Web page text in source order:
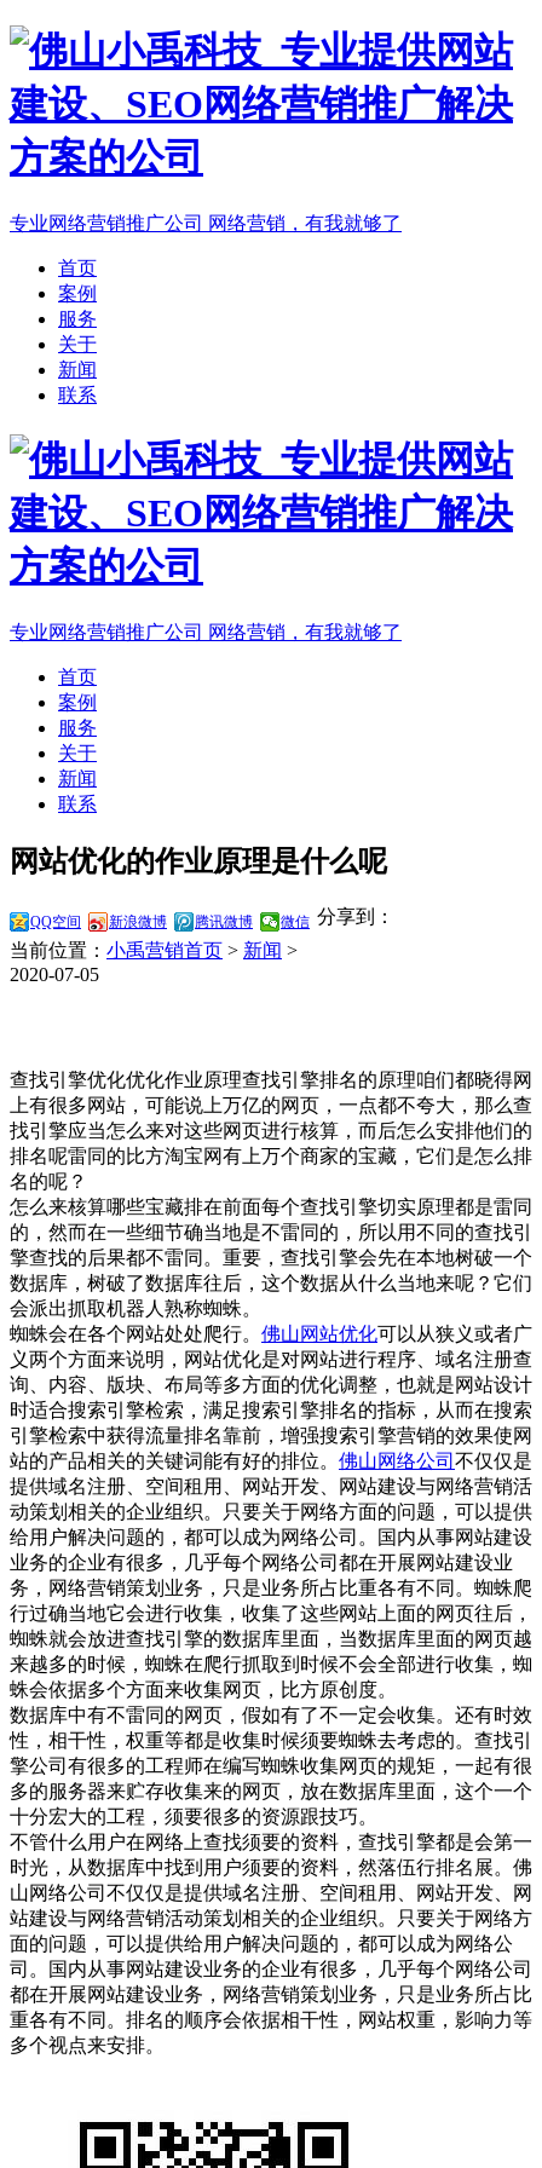
专业网络营销推广公司 网络营销，有我就够了
首页
案例
服务
关于
新闻
联系
专业网络营销推广公司 网络营销，有我就够了
首页
案例
服务
关于
新闻
联系
网站优化的作业原理是什么呢
分享到：
QQ空间 新浪微博 腾讯微博 微信
当前位置： 小禹营销首页 > 新闻 >
2020-07-05
查找引擎优化优化作业原理查找引擎排名的原理咱们都晓得网
上有很多网站，可能说上万亿的网页，一点都不夸大，那么查
找引擎应当怎么来对这些网页进行核算，而后怎么安排他们的
排名呢雷同的比方淘宝网有上万个商家的宝藏，它们是怎么排
名的呢？
怎么来核算哪些宝藏排在前面每个查找引擎切实原理都是雷同
的，然而在一些细节确当地是不雷同的，所以用不同的查找引
擎查找的后果都不雷同。重要，查找引擎会先在本地树破一个
数据库，树破了数据库往后，这个数据从什么当地来呢？它们
会派出抓取机器人熟称蜘蛛。
蜘蛛会在各个网站处处爬行。 佛山网站优化可以从狭义或者广
义两个方面来说明，网站优化是对网站进行程序、域名注册查
询、内容、版块、布局等多方面的优化调整，也就是网站设计
时适合搜索引擎检索，满足搜索引擎排名的指标，从而在搜索
引擎检索中获得流量排名靠前，增强搜索引擎营销的效果使网
站的产品相关的关键词能有好的排位。 佛山网络公司 不仅仅是
提供域名注册、空间租用、网站开发、网站建设与网络营销活
动策划相关的企业组织。只要关于网络方面的问题，可以提供
给用户解决问题的，都可以成为网络公司。国内从事网站建设
业务的企业有很多，几乎每个网络公司都在开展网站建设业
务，网络营销策划业务，只是业务所占比重各有不同。蜘蛛爬
行过确当地它会进行收集，收集了这些网站上面的网页往后，
蜘蛛就会放进查找引擎的数据库里面，当数据库里面的网页越
来越多的时候，蜘蛛在爬行抓取到时候不会全部进行收集，蜘
蛛会依据多个方面来收集网页，比方原创度。
数据库中有不雷同的网页，假如有了不一定会收集。还有时效
性，相干性，权重等都是收集时候须要蜘蛛去考虑的。查找引
擎公司有很多的工程师在编写蜘蛛收集网页的规矩，一起有很
多的服务器来贮存收集来的网页，放在数据库里面，这个一个
十分宏大的工程，须要很多的资源跟技巧。
不管什么用户在网络上查找须要的资料，查找引擎都是会第一
时光，从数据库中找到用户须要的资料，然落伍行排名展。佛
山网络公司不仅仅是提供域名注册、空间租用、网站开发、网
站建设与网络营销活动策划相关的企业组织。只要关于网络方
面的问题，可以提供给用户解决问题的，都可以成为网络公
司。国内从事网站建设业务的企业有很多，几乎每个网络公司
都在开展网站建设业务，网络营销策划业务，只是业务所占比
重各有不同。排名的顺序会依据相干性，网站权重，影响力等
多个视点来安排。